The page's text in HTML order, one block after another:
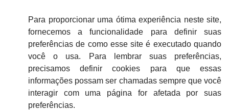
Para proporcionar uma ótima experiência neste site,
fornecemos a funcionalidade para definir suas
preferências de como esse site é executado quando
você o usa. Para lembrar suas preferências,
precisamos definir cookies para que essas
informações possam ser chamadas sempre que você
interagir com uma página for afetada por suas
preferências.